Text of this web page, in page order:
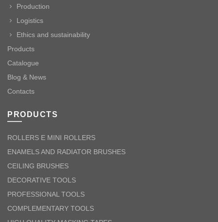
Production
Logistics
Ethics and sustainability
Products
Catalogue
Blog & News
Contacts
PRODUCTS
ROLLERS E MINI ROLLERS
ENAMELS AND RADIATOR BRUSHES
CEILING BRUSHES
DECORATIVE TOOLS
PROFESSIONAL TOOLS
COMPLEMENTARY TOOLS